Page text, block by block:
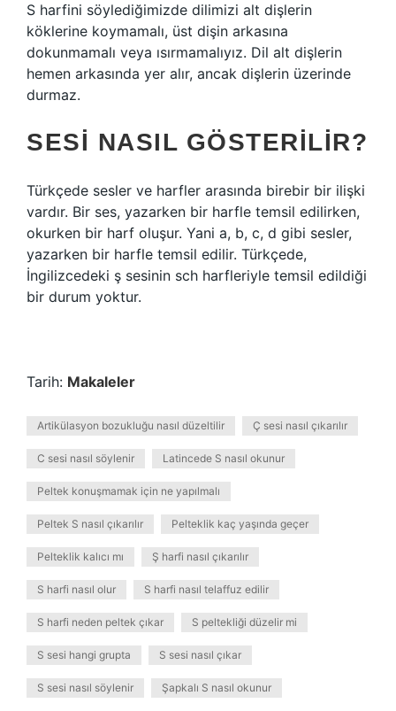
S harfini söylediğimizde dilimizi alt dişlerin
köklerine koymamalı, üst dişin arkasına
dokunmamalı veya ısırmamalıyız. Dil alt dişlerin
hemen arkasında yer alır, ancak dişlerin üzerinde
durmaz.
SESI NASIL GÖSTERILIR?
Türkçede sesler ve harfler arasında birebir bir ilişki
vardır. Bir ses, yazarken bir harfle temsil edilirken,
okurken bir harf oluşur. Yani a, b, c, d gibi sesler,
yazarken bir harfle temsil edilir. Türkçede,
İngilizcedeki ş sesinin sch harfleriyle temsil edildiği
bir durum yoktur.
Tarih: Makaleler
Artikülasyon bozukluğu nasıl düzeltilir Ç sesi nasıl çıkarılır
C sesi nasıl söylenir Latincede S nasıl okunur
Peltek konuşmamak için ne yapılmalı
Peltek S nasıl çıkarılır Pelteklik kaç yaşında geçer
Pelteklik kalıcı mı Ş harfi nasıl çıkarılır
S harfi nasıl olur S harfi nasıl telaffuz edilir
S harfi neden peltek çıkar S peltekliği düzelir mi
S sesi hangi grupta S sesi nasıl çıkar
S sesi nasıl söylenir Şapkalı S nasıl okunur